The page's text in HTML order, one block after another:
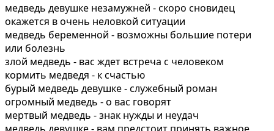
медведь девушке незамужней - скоро сновидец
окажется в очень неловкой ситуации
медведь беременной - возможны большие потери
или болезнь
злой медведь - вас ждет встреча с человеком
кормить медведя - к счастью
бурый медведь девушке - служебный роман
огромный медведь - о вас говорят
мертвый медведь - знак нужды и неудач